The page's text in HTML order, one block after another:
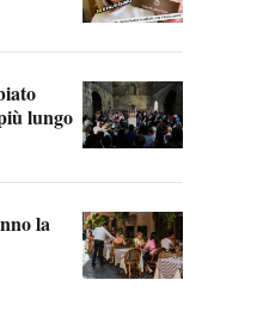
lungo
la